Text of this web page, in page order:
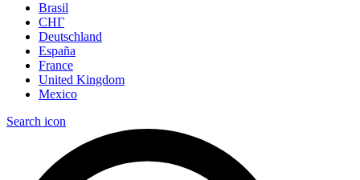
Brasil
СНГ
Deutschland
España
France
United Kingdom
Mexico
Search icon